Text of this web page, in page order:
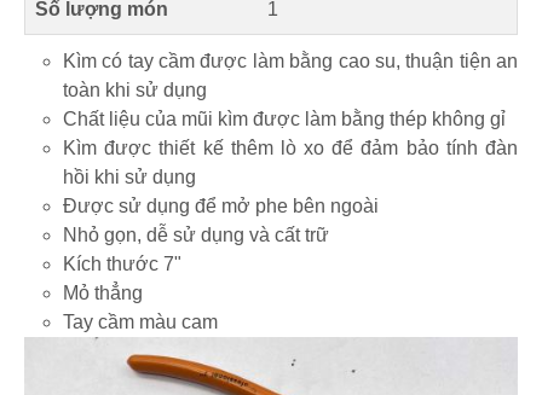
Số lượng món 1
Kìm có tay cầm được làm bằng cao su, thuận tiện an
toàn khi sử dụng
Chất liệu của mũi kìm được làm bằng thép không gỉ
Kìm được thiết kế thêm lò xo để đảm bảo tính đàn
hồi khi sử dụng
Được sử dụng để mở phe bên ngoài
Nhỏ gọn, dễ sử dụng và cất trữ
Kích thước 7"
Mỏ thẳng
Tay cầm màu cam